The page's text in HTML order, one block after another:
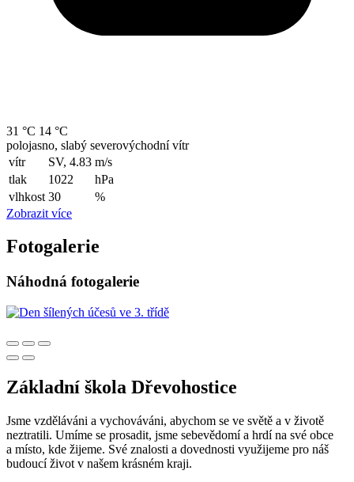
31 °C 14 °C
polojasno, slabý severovýchodní vítr
vítr
SV, 4.83 m/s
tlak
1022
hPa
vlhkost 30
%
Zobrazit více
Fotogalerie
Náhodná fotogalerie
Základní škola Dřevohostice
Jsme vzděláváni a vychováváni, abychom se ve světě a v životě
neztratili. Umíme se prosadit, jsme sebevědomí a hrdí na své obce
a místo, kde žijeme. Své znalosti a dovednosti využijeme pro náš
budoucí život v našem krásném kraji.